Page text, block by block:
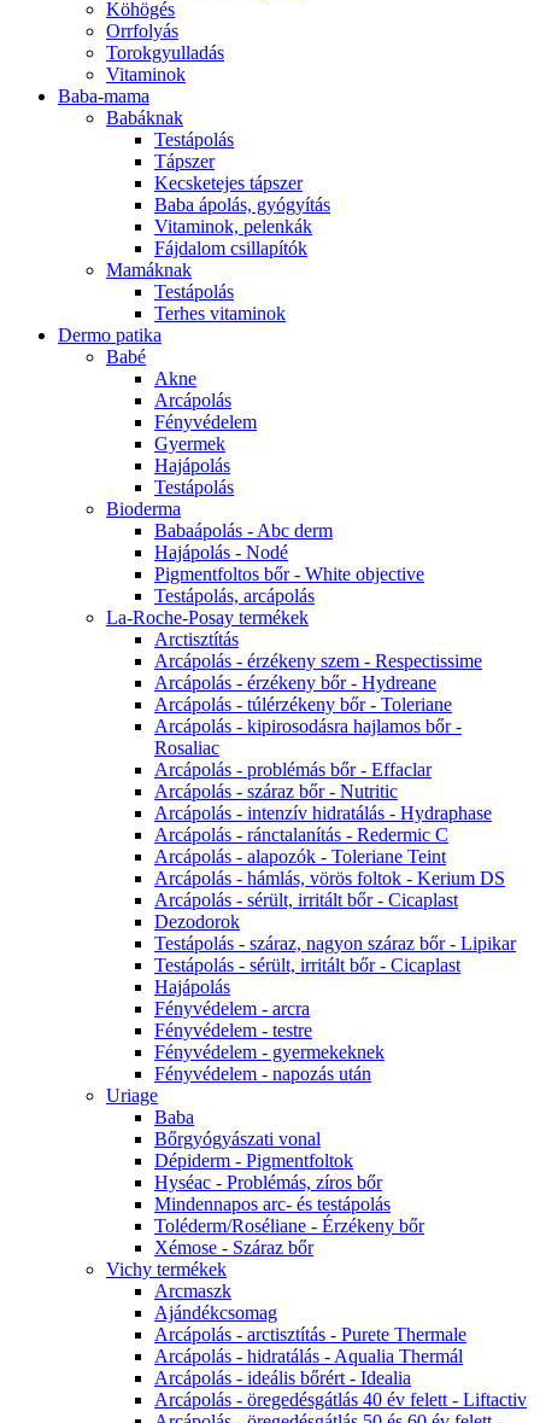
Köhögés
Orrfolyás
Torokgyulladás
Vitaminok
Baba-mama
Babáknak
Testápolás
Tápszer
Kecsketejes tápszer
Baba ápolás, gyógyítás
Vitaminok, pelenkák
Fájdalom csillapítók
Mamáknak
Testápolás
Terhes vitaminok
Dermo patika
Babé
Akne
Arcápolás
Fényvédelem
Gyermek
Hajápolás
Testápolás
Bioderma
Babaápolás - Abc derm
Hajápolás - Nodé
Pigmentfoltos bőr - White objective
Testápolás, arcápolás
La-Roche-Posay termékek
Arctisztítás
Arcápolás - érzékeny szem - Respectissime
Arcápolás - érzékeny bőr - Hydreane
Arcápolás - túlérzékeny bőr - Toleriane
Arcápolás - kipirosodásra hajlamos bőr -
Rosaliac
Arcápolás - problémás bőr - Effaclar
Arcápolás - száraz bőr - Nutritic
Arcápolás - intenzív hidratálás - Hydraphase
Arcápolás - ránctalanítás - Redermic C
Arcápolás - alapozók - Toleriane Teint
Arcápolás - hámlás, vörös foltok - Kerium DS
Arcápolás - sérült, irritált bőr - Cicaplast
Dezodorok
Testápolás - száraz, nagyon száraz bőr - Lipikar
Testápolás - sérült, irritált bőr - Cicaplast
Hajápolás
Fényvédelem - arcra
Fényvédelem - testre
Fényvédelem - gyermekeknek
Fényvédelem - napozás után
Uriage
Baba
Bőrgyógyászati vonal
Dépiderm - Pigmentfoltok
Hyséac - Problémás, zíros bőr
Mindennapos arc- és testápolás
Toléderm/Roséliane - Érzékeny bőr
Xémose - Száraz bőr
Vichy termékek
Arcmaszk
Ajándékcsomag
Arcápolás - arctisztítás - Purete Thermale
Arcápolás - hidratálás - Aqualia Thermál
Arcápolás - ideális bőrért - Idealia
Arcápolás - öregedésgátlás 40 év felett - Liftactiv